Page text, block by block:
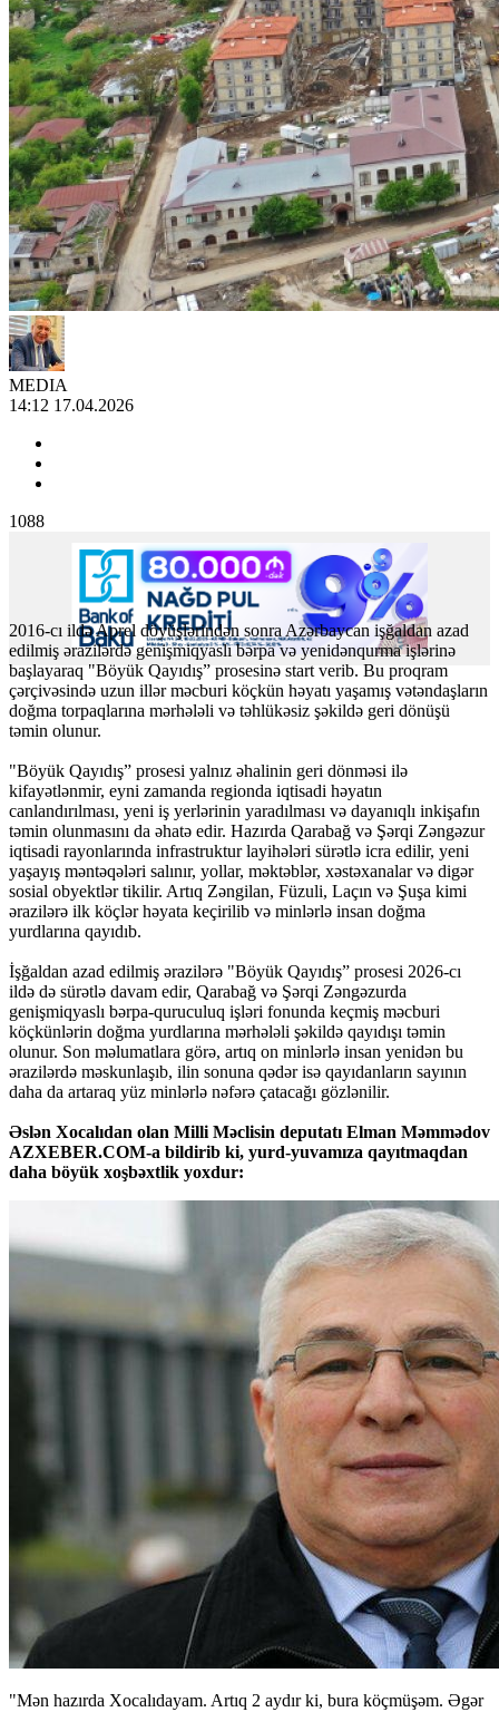
MEDIA
14:12 17.04.2026
1088
2016-cı ildə Aprel döyüşlərindən sonra Azərbaycan işğaldan azad
edilmiş ərazilərdə genişmiqyaslı bərpa və yenidənqurma işlərinə
başlayaraq "Böyük Qayıdış” prosesinə start verib. Bu proqram
çərçivəsində uzun illər məcburi köçkün həyatı yaşamış vətəndaşların
doğma torpaqlarına mərhələli və təhlükəsiz şəkildə geri dönüşü
təmin olunur.
"Böyük Qayıdış” prosesi yalnız əhalinin geri dönməsi ilə
kifayətlənmir, eyni zamanda regionda iqtisadi həyatın
canlandırılması, yeni iş yerlərinin yaradılması və dayanıqlı inkişafın
təmin olunmasını da əhatə edir. Hazırda Qarabağ və Şərqi Zəngəzur
iqtisadi rayonlarında infrastruktur layihələri sürətlə icra edilir, yeni
yaşayış məntəqələri salınır, yollar, məktəblər, xəstəxanalar və digər
sosial obyektlər tikilir. Artıq Zəngilan, Füzuli, Laçın və Şuşa kimi
ərazilərə ilk köçlər həyata keçirilib və minlərlə insan doğma
yurdlarına qayıdıb.
İşğaldan azad edilmiş ərazilərə "Böyük Qayıdış” prosesi 2026-cı
ildə də sürətlə davam edir, Qarabağ və Şərqi Zəngəzurda
genişmiqyaslı bərpa-quruculuq işləri fonunda keçmiş məcburi
köçkünlərin doğma yurdlarına mərhələli şəkildə qayıdışı təmin
olunur. Son məlumatlara görə, artıq on minlərlə insan yenidən bu
ərazilərdə məskunlaşıb, ilin sonuna qədər isə qayıdanların sayının
daha da artaraq yüz minlərlə nəfərə çatacağı gözlənilir.
Əslən Xocalıdan olan Milli Məclisin deputatı Elman Məmmədov
AZXEBER.COM-a bildirib ki, yurd-yuvamıza qayıtmaqdan
daha böyük xoşbəxtlik yoxdur:
"Mən hazırda Xocalıdayam. Artıq 2 aydır ki, bura köçmüşəm. Əgər